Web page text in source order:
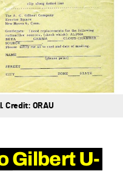
Credit: ORAU
Gilbert U-